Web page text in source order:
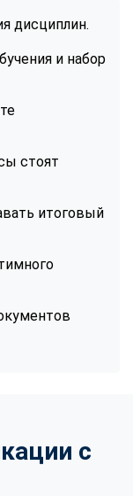
дисциплин.
и набор
стоят
итоговый
с